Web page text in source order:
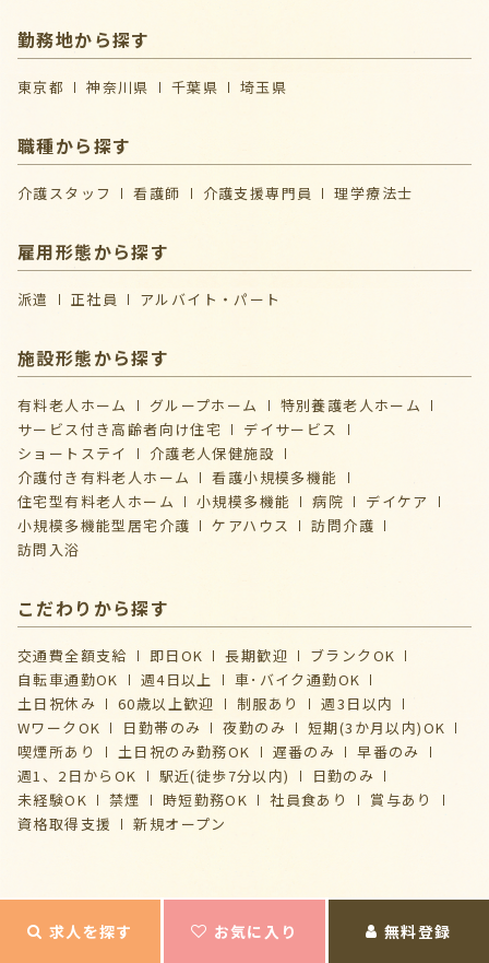
勤務地から探す
東京都 神奈川県 千葉県 埼玉県
職種から探す
介護スタッフ 看護師 介護支援専門員 理学療法士
雇用形態から探す
派遣 正社員 アルバイト・パート
施設形態から探す
有料老人ホーム グループホーム
特別養護老人ホーム
サービス付き高齢者向け住宅
デイサービス
ショートステイ
介護⽼⼈保健施設
介護付き有料老人ホーム
看護小規模多機能
住宅型有料老人ホーム
小規模多機能 病院
デイケア
⼩規模多機能型居宅介護
ケアハウス
訪問介護
訪問入浴
こだわりから探す
交通費全額支給 即日OK 長期歓迎
ブランクOK
自転車通勤OK
週4日以上
車･バイク通勤OK
土日祝休み
60歳以上歓迎 制服あり
週3日以内
WワークOK
日勤帯のみ 夜勤のみ
短期(3か月以内)OK
喫煙所あり
土日祝のみ勤務OK 遅番のみ
早番のみ
週1、2日からOK
駅近(徒歩7分以内)
日勤のみ
未経験OK
禁煙 時短勤務OK 社員食あり
賞与あり
資格取得支援
新規オープン
求人を探す お気に入り 無料登録